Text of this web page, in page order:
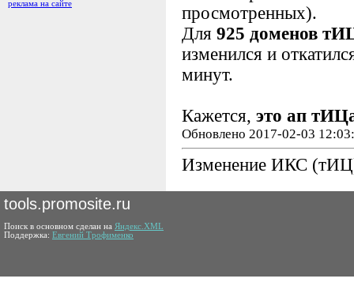
реклама на сайте
просмотренных).
Для 925 доменов
изменился и
минут.
Кажется, это ап
Обновлено 2017-02-03
Изменение ИКС
tools.promosite.ru
Поиск в основном сделан на Яндекс.XML
Поддержка: Евгений Трофименко